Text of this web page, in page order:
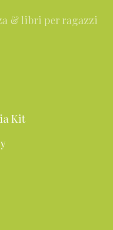
& libri per ragazzi
Kit